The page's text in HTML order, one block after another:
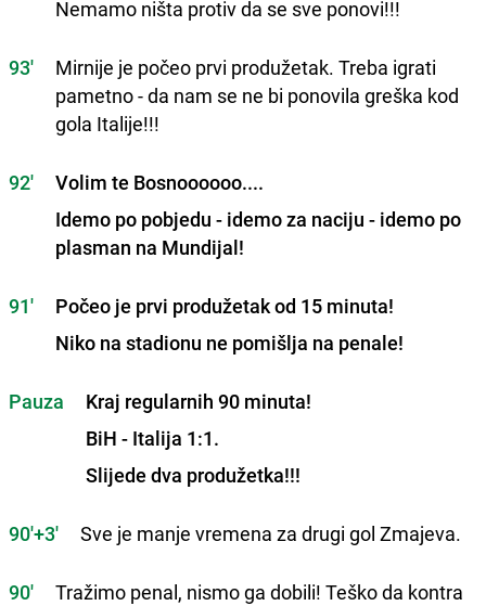
Nemamo ništa protiv da se sve ponovi!!!
93'
Mirnije je počeo prvi produžetak. Treba igrati
pametno - da nam se ne bi ponovila greška kod
gola Italije!!!
92'
Volim te Bosnoooooo....
Idemo po pobjedu - idemo za naciju - idemo po
plasman na Mundijal!
91'
Počeo je prvi produžetak od 15 minuta!
Niko na stadionu ne pomišlja na penale!
Pauza
Kraj regularnih 90 minuta!
BiH - Italija 1:1.
Slijede dva produžetka!!!
90'+3' Sve je manje vremena za drugi gol Zmajeva.
90'
Tražimo penal, nismo ga dobili! Teško da kontra